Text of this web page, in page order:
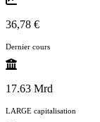
36,78 €
Dernier cours
17.63 Mrd
LARGE capitalisation